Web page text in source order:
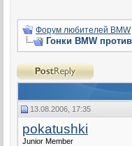
Форум любителей BMW
Гонки BMW
13.08.2006, 17:35
pokatushki
Junior Member